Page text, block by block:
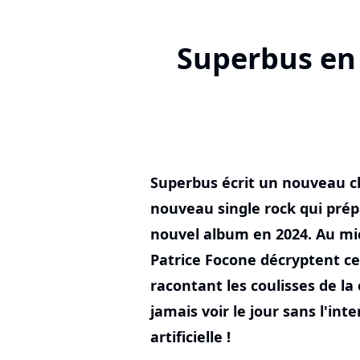
Superbus
Superbus écrit un nouveau
nouveau single rock qui
nouvel album en 2024. Au
Patrice Focone décryptent
racontant les coulisses de
jamais voir le jour sans
artificielle !